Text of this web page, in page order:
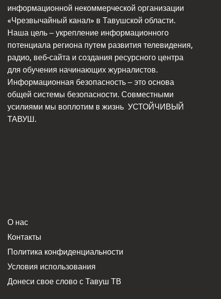
информационной некоммерческой организации
«Чрезвычайный канал» в Тавушской области.
Наша цель – укрепление информационного
потенциала региона путем развития телевидения,
радио, веб-сайта и создания ресурсного центра
для обучения начинающих журналистов.
Информационная безопасность – это основа
общей системы безопасности. Совместными
усилиями мы воплотим в жизнь УСТОЙЧИВЫЙ
ТАВУШ.
О нас
Контакты
Политика конфиденциальности
Условия использования
Донеси свое слово с Тавуш ТВ